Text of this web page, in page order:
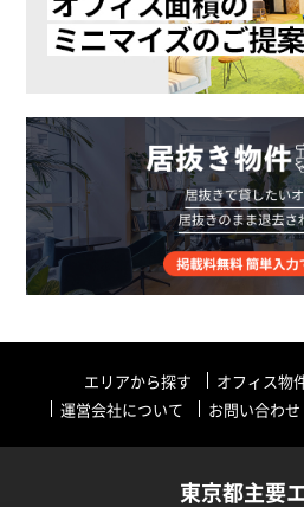
エリアから探す オフィス物
運営会社について
お問い合わせ
東京都主要